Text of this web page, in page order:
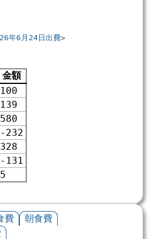
年6月24日出費
金額
100
139
580
-232
328
-131
5
費
朝食費